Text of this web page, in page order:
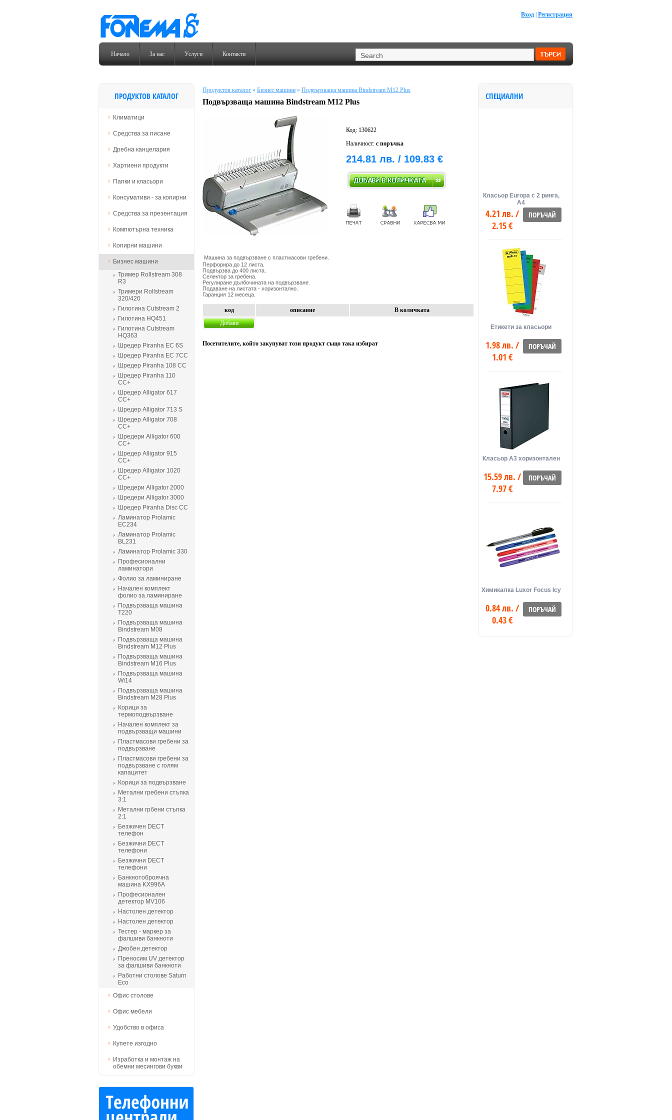
Вход Регистрация
Начало За нас Услуги Контакти
ПРОДУКТОВ КАТАЛОГ
Климатици
Средства за писане
Дребна канцелария
Хартиени продукти
Папки и класьори
Консумативи - за копирни
Средства за презентация
Компютърна техника
Копирни машини
Бизнес машини
Тример Rollstream 308
R3
Тримери Rollstream
320/420
Гилотина Cutstream 2
Гилотина HQ451
Гилотина Cutstream
HQ363
Шредер Piranha EC 6S
Шредер Piranha EC 7CC
Шредер Piranha 108 CC
Шредер Piranha 110
CC+
Шредер Alligator 617
CC+
Шредер Alligator 713 S
Шредер Alligator 708
CC+
Шредери Alligator 600
CC+
Шредер Alligator 915
CC+
Шредер Alligator 1020
CC+
Шредери Alligator 2000
Шредери Alligator 3000
Шредер Piranha Disc CC
Ламинатор Prolamic
ЕС234
Ламинатор Prolamic
BL231
Ламинатор Prolamic 330
Професионални
ламинатори
Фолио за ламиниране
Начален комплект
фолио за ламиниране
Подвързваща машина
T220
Подвързваща машина
Bindstream M08
Подвързваща машина
Bindstream M12 Plus
Подвързваща машина
Bindstream M16 Plus
Подвързваща машина
Wi14
Подвързваща машина
Bindstream M28 Plus
Корици за
термоподвързване
Начален комплект за
подвързващи машини
Пластмасови гребени за
подвързване
Пластмасови гребени за
подвързване с голям
капацитет
Корици за подвързване
Метални гребени стъпка
3:1
Метални грбени стъпка
2:1
Безжичен DECT
телефон
Безжични DECT
телефони
Безжични DECT
телефони
Банкнотоброячна
машина KX996A
Професионален
детектор MV106
Настолен детектор
Настолен детектор
Тестер - маркер за
фалшиви банкноти
Джобен детектор
Преносим UV детектор
за фалшиви банкноти
Работни столове Saturn
Eco
Офис столове
Офис мебели
Удобство в офиса
Купете изгодно
Изработка и монтаж на
обемни месингови букви
Продуктов каталог » Бизнес машини » Подвързваща машина Bindstream M12 Plus
Подвързваща машина Bindstream M12 Plus
Код: 130622
Наличност: с поръчка
214.81 лв. / 109.83 €
Машина за подвързване с пластмасови гребени.
Перфорира до 12 листа.
Подвързва до 400 листа.
Селектор за гребена.
Регулиране дълбочината на подвързване.
Подаване на листата - хоризонтално.
Гаранция 12 месеца.
код описание
В количката
Добави
Посетителите, който закупуват този продукт също така избират
СПЕЦИАЛНИ
ПОРЪЧАЙ
4.21 лв. /
2.15 €
Класьор Europa с 2 ринга,
А4
ПОРЪЧАЙ
1.98 лв. /
1.01 €
Етикети за класьори
ПОРЪЧАЙ
15.59 лв. /
7.97 €
Класьор А3 хоризонтален
ПОРЪЧАЙ
0.84 лв. /
0.43 €
Химикалка Luxor Focus Icy